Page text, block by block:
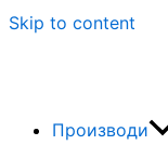
Skip to content
Производи